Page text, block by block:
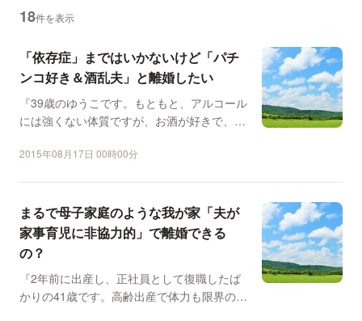
18件を表示
「依存症」まではいかないけど「パチ
ンコ好き＆酒乱夫」と離婚したい
『39歳のゆうこです。もともと、アルコール
には強くない体質ですが、お酒が好きで、深
2015年08月17日 00時00分
まるで母子家庭のような我が家「夫が
家事育児に非協力的」で離婚できる
の？
『2年前に出産し、正社員として復職したば
かりの41歳です。高齢出産で体力も限界の毎